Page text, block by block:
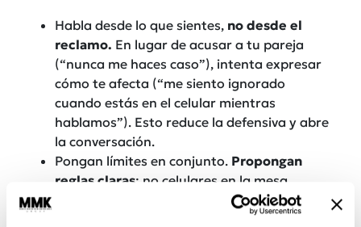
Habla desde lo que sientes, no desde el
reclamo. En lugar de acusar a tu pareja
(“nunca me haces caso”), intenta expresar
cómo te afecta (“me siento ignorado
cuando estás en el celular mientras
hablamos”). Esto reduce la defensiva y abre
la conversación.
Pongan límites en conjunto. Propongan
reglas claras: no celulares en la mesa,
momentos libres de pantallas o
desconexión antes de dormir. No se trata de